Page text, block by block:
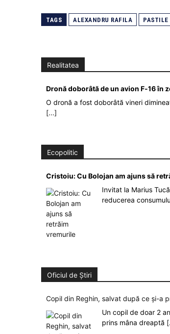
TAGS ALEXANDRU RAFILA PASTILE
Realitatea
Dronă doborâtă de un avion F‑16 în
O dronă a fost doborâtă vineri
[...]
Ecopolitic
Cristoiu: Cu Bolojan am ajuns să
Invitat la Marius
reducerea
Oficiul de Știri
Copil din Reghin, salvat după ce și-a
Un copil de doar 2
prins mâna dreaptă